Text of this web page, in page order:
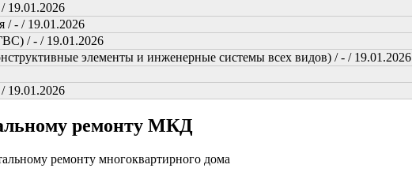
19.01.2026
/ - / 19.01.2026
/ - / 19.01.2026
элементы и инженерные системы всех видов) / - / 19.01.2026
19.01.2026
ремонту МКД
ремонту многоквартирного дома